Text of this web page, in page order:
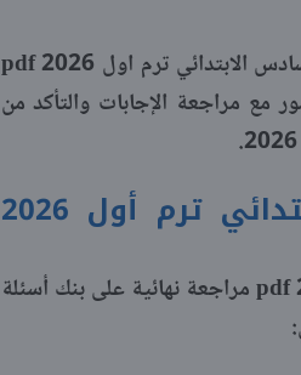
يقدم موقع «شبابيك» طريقة تحميل ملف المتفوق دراسات الصف السادس الابتدائي ترم اول 2026 pdf
مع مراجعة الإجابات والتأكد من
بنك أسئلة المتفوق دراسات سادسة ابتدائي ترم أول 2026
يحتوي ملف المتفوق دراسات الصف السادس الابتدائي ترم اول 2026 pdf مراجعة نهائية على بنك أسئلة